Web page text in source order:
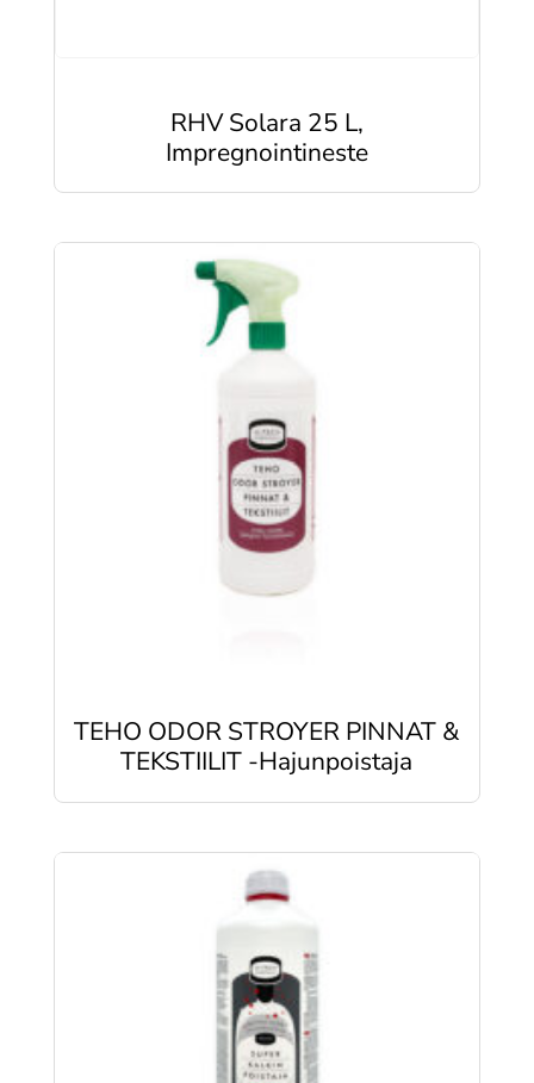
RHV Solara 25 L,
Impregnointineste
TEHO ODOR STROYER PINNAT &
TEKSTIILIT -Hajunpoistaja